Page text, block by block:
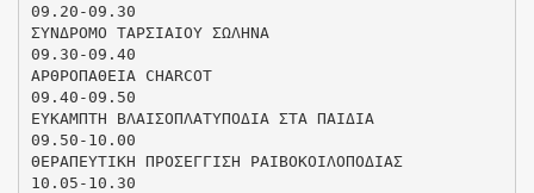
09.20-09.30
ΣΥΝΔΡΟΜΟ ΤΑΡΣΙΑΙΟΥ ΣΩΛΗΝΑ
09.30-09.40
ΑΡΘΡΟΠΑΘΕΙΑ CHARCOT
09.40-09.50
ΕΥΚΑΜΠΤΗ ΒΛΑΙΣΟΠΛΑΤΥΠΟΔΙΑ ΣΤΑ ΠΑΙΔΙΑ
09.50-10.00
ΘΕΡΑΠΕΥΤΙΚΗ ΠΡΟΣΕΓΓΙΣΗ ΡΑΙΒΟΚΟΙΛΟΠΟΔΙΑΣ
10.05-10.30